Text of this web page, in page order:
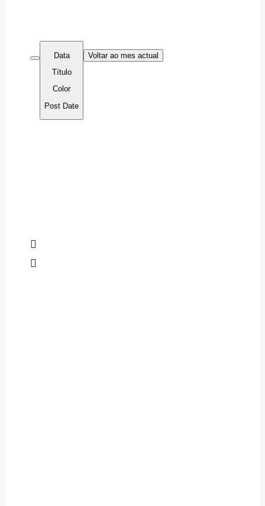
Data
Título
Color
Post Date
Voltar ao mes actual